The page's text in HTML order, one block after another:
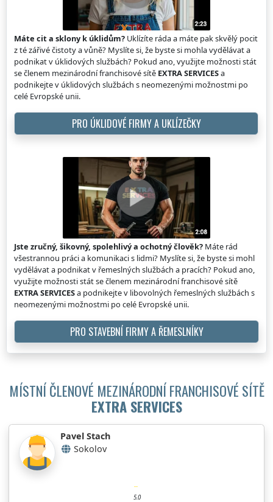
Máte cit a sklony k úklidům? Uklízíte ráda a máte pak skvělý pocit
z té zářivé čistoty a vůně? Myslíte si, že byste si mohla vydělávat a
podnikat v úklidových službách? Pokud ano, využijte možnosti stát
se členem mezinárodní franchisové sítě EXTRA SERVICESa
podnikejte v úklidových službách s neomezenými možnostmi po
celé Evropské unii.
PRO ÚKLIDOVÉ FIRMY A UKLÍZEČKY
Jste zručný, šikovný, spolehlivý a ochotný člověk? Máte rád
všestrannou práci a komunikaci s lidmi? Myslíte si, že byste si mohl
vydělávat a podnikat v řemeslných službách a pracích? Pokud ano,
využijte možnosti stát se členem mezinárodní franchisové sítě
EXTRA SERVICESa podnikejte v libovolných řemeslných službách s
neomezenými možnostmi po celé Evropské unii.
PRO STAVEBNÍ FIRMY A ŘEMESLNÍKY
MÍSTNÍ ČLENOVÉ MEZINÁRODNÍ FRANCHISOVÉ SÍTĚ
EXTRA SERVICES
Pavel Stach
Sokolov
5.0